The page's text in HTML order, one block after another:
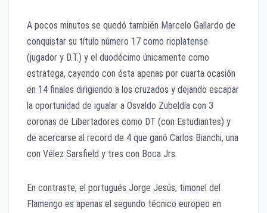
A pocos minutos se quedó también Marcelo Gallardo de
conquistar su título número 17 como rioplatense
(jugador y D.T.) y el duodécimo únicamente como
estratega, cayendo con ésta apenas por cuarta ocasión
en 14 finales dirigiendo a los cruzados y dejando escapar
la oportunidad de igualar a Osvaldo Zubeldía con 3
coronas de Libertadores como DT (con Estudiantes) y
de acercarse al record de 4 que ganó Carlos Bianchi, una
con Vélez Sarsfield y tres con Boca Jrs.
En contraste, el portugués Jorge Jesús, timonel del
Flamengo es apenas el segundo técnico europeo en